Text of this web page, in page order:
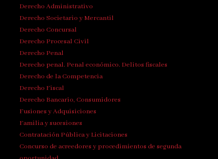
Derecho Administrativo
Derecho Societario y Mercantil
Derecho Concursal
Derecho Procesal Civil
Derecho Penal
Derecho penal. Penal económico. Delitos fiscales
Derecho de la Competencia
Derecho Fiscal
Derecho Bancario, Consumidores
Fusiones y Adquisiciones
Familia y sucesiones
Contratación Pública y Licitaciones
Concurso de acreedores y procedimientos de segunda